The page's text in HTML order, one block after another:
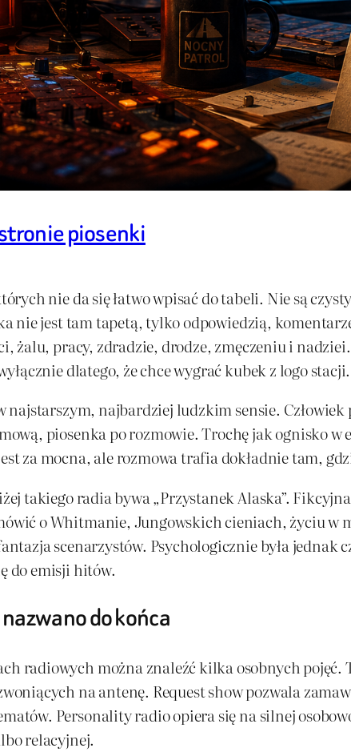
piosenki
nie da się łatwo wpisać do tabeli. Nie są
nie jest tam tapetą, tylko odpowiedzią,
żalu, pracy, zdradzie, drodze, zmęczeniu i
dlatego, że chce wygrać kubek z logo stacji.
najbardziej ludzkim sensie.
piosenka po rozmowie. Trochę jak ognisko
za mocna, ale rozmowa trafia dokładnie tam,
takiego radia bywa „Przystanek Alaska”.
o Whitmanie, Jungowskich cieniach, życiu w
scenarzystów. Psychologicznie była
do emisji hitów.
do końca
radiowych można znaleźć kilka osobnych
na antenę. Request show pozwala
Personality radio opiera się na silnej
relacyjnej.